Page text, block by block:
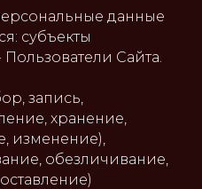
данные
субъекты
Сайта.
запись,
хранение,
изменение),
обезличивание,